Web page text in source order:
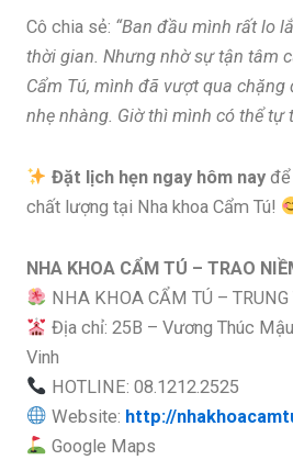
Cô chia sẻ: “Ban đầu mình rất lo
thời gian. Nhưng nhờ sự tận tâm
Cẩm Tú, mình đã vượt qua
nhẹ nhàng. Giờ thì mình có thể tự
Đặt lịch hẹn ngay hôm nayđể
chất lượng tại Nha khoa Cẩm Tú!
NHA KHOA CẨM TÚ – TRAO
NHA KHOA CẨM TÚ –
Địa chỉ: 25B – Vương Thúc
Vinh
HOTLINE: 08.1212.2525
Website: http://
Google Maps